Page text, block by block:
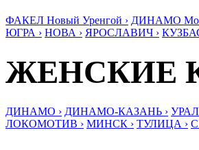
ФАКЕЛ Новый Уренгой › ДИНАМО
ЮГРА › НОВА › ЯРОСЛАВИЧ ›
ЖЕНСКИЕ
ДИНАМО › ДИНАМО-КАЗАНЬ ›
ЛОКОМОТИВ › МИНСК › ТУЛИЦА ›